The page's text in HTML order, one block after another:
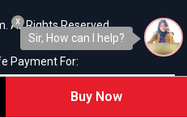
All Rights Reserved.
Payment For:
Buy Now
Sir, How can I help?
x